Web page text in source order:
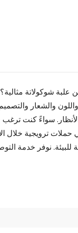
شوكولاتة
والشعار
سواءً كنت ترغب
ترويجية خلال
للبيئة. نوفر خدمة